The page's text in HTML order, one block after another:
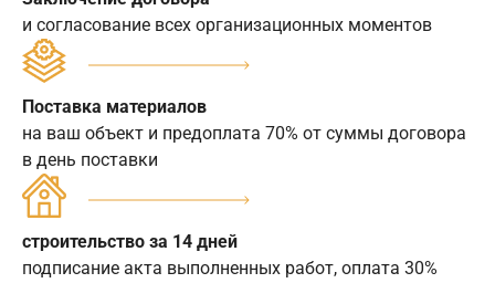
и согласование всех организационных моментов
Поставка материалов
на ваш объект и предоплата 70% от суммы договора
в день поставки
строительство за 14 дней
подписание акта выполненных работ, оплата 30%